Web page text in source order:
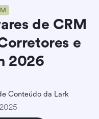
de CRM
e
2026
Conteúdo da Lark